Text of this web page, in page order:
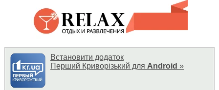
Встановити додаток
Перший Криворізький для Android »